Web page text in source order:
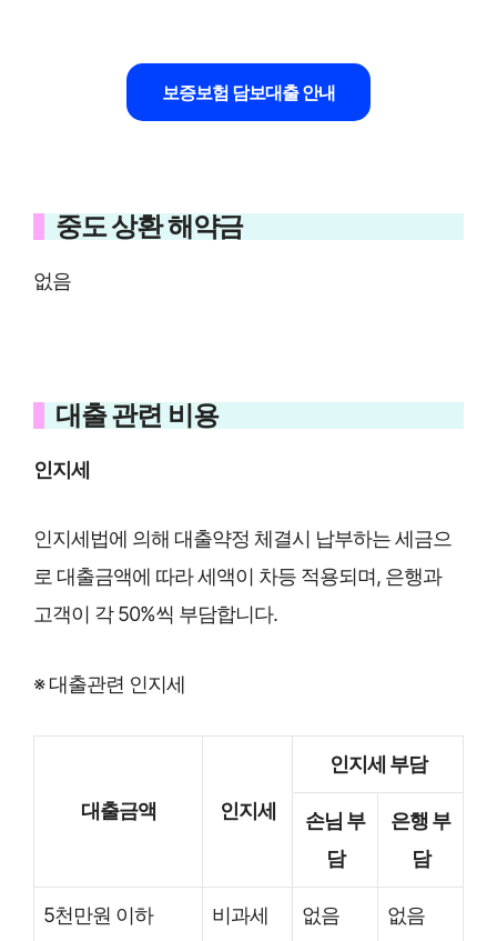
보증보험 담보대출 안내
중도 상환 해약금
없음
대출 관련 비용
인지세
인지세법에 의해 대출약정 체결시 납부하는 세금으
로 대출금액에 따라 세액이 차등 적용되며, 은행과
고객이 각 50%씩 부담합니다.
※ 대출관련 인지세
대출금액 인지세
인지세 부담
손님 부
담
은행 부
담
5천만원 이하 비과세 없음 없음